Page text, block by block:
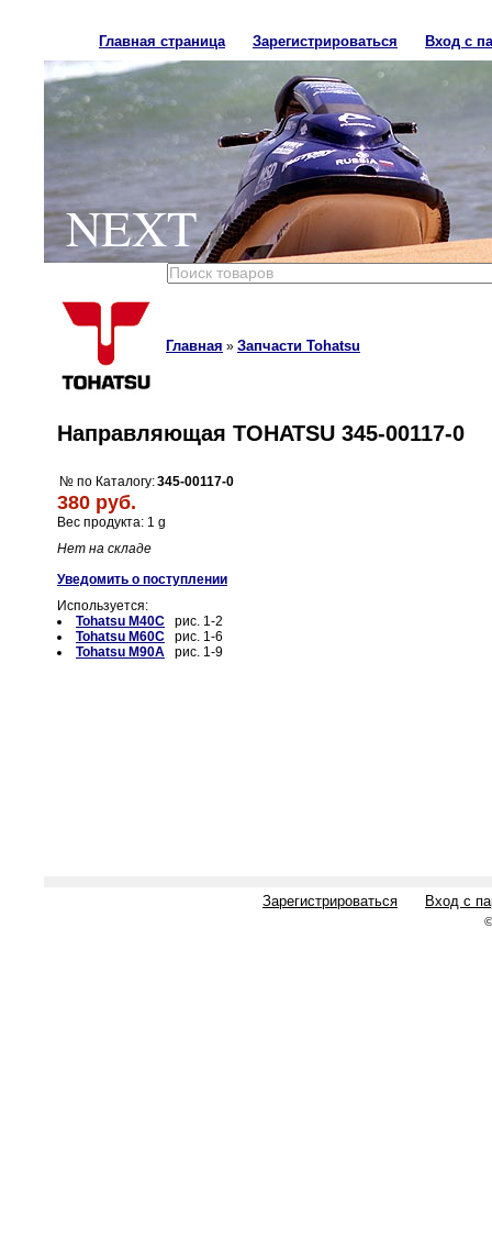
Главная страница Зарегистрироваться Вход с
NEXT
Главная » Запчасти Tohatsu
Направляющая TOHATSU 345-00117-0
№ по Каталогу:345-00117-0
380 руб.
Вес продукта: 1 g
Нет на складе
Уведомить о поступлении
Используется:
Tohatsu M40C рис. 1-2
Tohatsu M60C рис. 1-6
Tohatsu M90A рис. 1-9
Зарегистрироваться Вход с